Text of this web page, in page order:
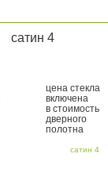
сатин 4
цена стекла
включена
в стоимость
дверного
полотна
сатин 4